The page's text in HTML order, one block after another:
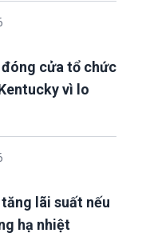
đóng cửa tổ chức
vì lo
lãi suất nếu
hạ nhiệt